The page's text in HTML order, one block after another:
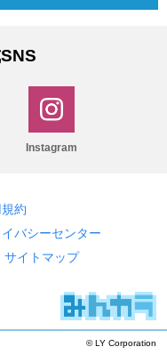
Instagram
約
バシーセンター
サイトマップ
© LY Corporation